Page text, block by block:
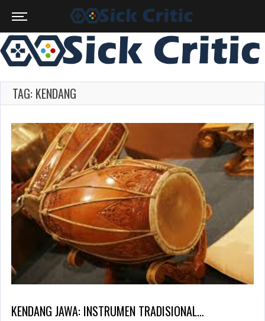
TAG: KENDANG
KENDANG JAWA: INSTRUMEN TRADISIONAL…